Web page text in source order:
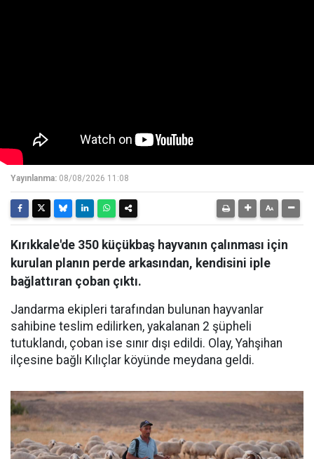
Yayınlanma: 08/08/2026 11:08
Kırıkkale'de 350 küçükbaş hayvanın çalınması için
kurulan planın perde arkasından, kendisini iple
bağlattıran çoban çıktı.
Jandarma ekipleri tarafından bulunan hayvanlar
sahibine teslim edilirken, yakalanan 2 şüpheli
tutuklandı, çoban ise sınır dışı edildi. Olay, Yahşihan
ilçesine bağlı Kılıçlar köyünde meydana geldi.